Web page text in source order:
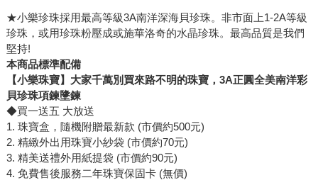
★小樂珍珠採用最高等級3A南洋深海貝珍珠。非市面上1-2A等級
珍珠，或用珍珠粉壓成或施華洛奇的水晶珍珠。最高品質是我們
堅持!
本商品標準配備
【小樂珠寶】大家千萬別買來路不明的珠寶，3A正圓全美南洋彩
貝珍珠項鍊墬鍊
◆買一送五 大放送
1. 珠寶盒，隨機附贈最新款 (市價約500元)
2. 精緻外出用珠寶小紗袋 (市價約70元)
3. 精美送禮外用紙提袋 (市價約90元)
4. 免費售後服務二年珠寶保固卡 (無價)